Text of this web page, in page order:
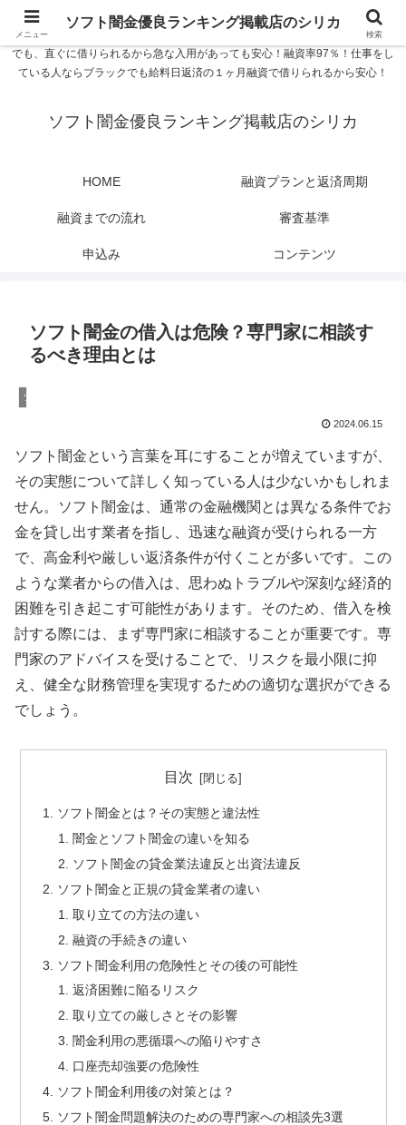
ソフト闇金優良ランキング 中小消費者金融在籍確認なし シリカなら24時間
365日 在籍確認なしで借りれるブラック即日振込融資です。土日や祝日、夜間
でも、直ぐに借りられるから急な入用があっても安心！融資率97％！仕事をし
ている人ならブラックでも給料日返済の１ヶ月融資で借りられるから安心！
ソフト闇金優良ランキング掲載店のシリカ
HOME 融資プランと返済周期
融資までの流れ 審査基準
申込み コンテンツ
ソフト闇金の借入は危険？専門家に相談す
るべき理由とは
ソフト闇金
2024.06.15
ソフト闇金という言葉を耳にすることが増えていますが、
その実態について詳しく知っている人は少ないかもしれま
せん。ソフト闇金は、通常の金融機関とは異なる条件でお
金を貸し出す業者を指し、迅速な融資が受けられる一方
で、高金利や厳しい返済条件が付くことが多いです。この
ような業者からの借入は、思わぬトラブルや深刻な経済的
困難を引き起こす可能性があります。そのため、借入を検
討する際には、まず専門家に相談することが重要です。専
門家のアドバイスを受けることで、リスクを最小限に抑
え、健全な財務管理を実現するための適切な選択ができる
でしょう。
目次
ソフト闇金とは？その実態と違法性
闇金とソフト闇金の違いを知る
ソフト闇金の貸金業法違反と出資法違反
ソフト闇金と正規の貸金業者の違い
取り立ての方法の違い
融資の手続きの違い
ソフト闇金利用の危険性とその後の可能性
返済困難に陥るリスク
取り立ての厳しさとその影響
闇金利用の悪循環への陥りやすさ
口座売却強要の危険性
ソフト闇金利用後の対策とは？
ソフト闇金問題解決のための専門家への相談先3選
メニュー
ソフト闇金優良ランキング掲載店のシリカ
検索